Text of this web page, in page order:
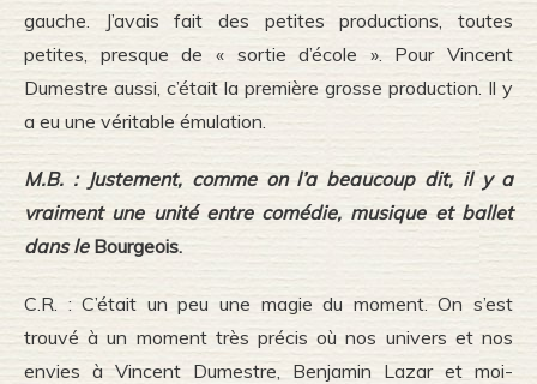
gauche. J’avais fait des petites productions, toutes
petites, presque de « sortie d’école ». Pour Vincent
Dumestre aussi, c’était la première grosse production. Il y
a eu une véritable émulation.
M.B. : Justement, comme on l’a beaucoup dit, il y a
vraiment une unité entre comédie, musique et ballet
dans le Bourgeois.
C.R. : C’était un peu une magie du moment. On s’est
trouvé à un moment très précis où nos univers et nos
envies à Vincent Dumestre, Benjamin Lazar et moi-